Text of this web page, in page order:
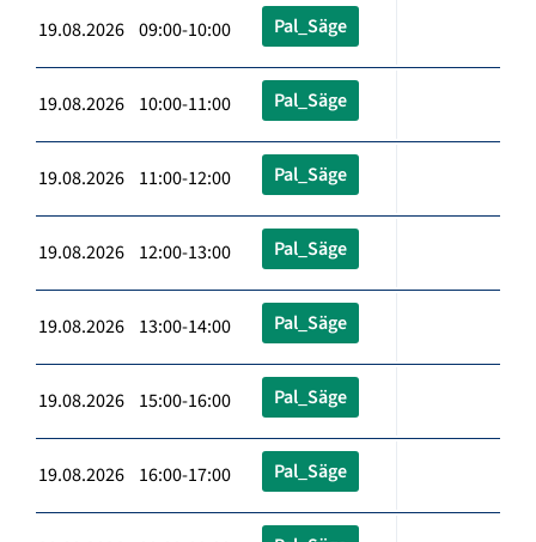
19.08.2026 09:00-10:00 Pal_Säge
19.08.2026 10:00-11:00 Pal_Säge
19.08.2026 11:00-12:00 Pal_Säge
19.08.2026 12:00-13:00 Pal_Säge
19.08.2026 13:00-14:00 Pal_Säge
19.08.2026 15:00-16:00 Pal_Säge
19.08.2026 16:00-17:00 Pal_Säge